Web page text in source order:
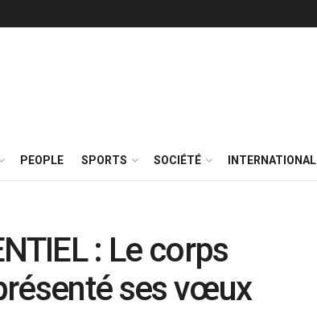
PEOPLE SPORTS SOCIÉTÉ INTERNATIONAL
: Le corps
ses vœux